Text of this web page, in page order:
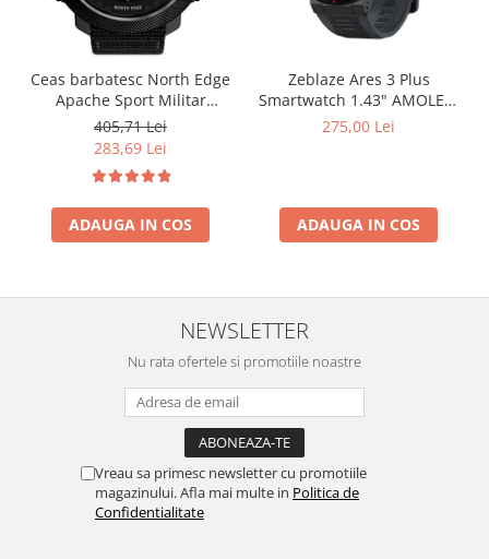
Ceas barbatesc North Edge
Apache Sport Militar
Altimetru Busola
Temperatura Barometru
Alarma Negru
405,71 Lei
283,69 Lei
ADAUGA IN COS
Zeblaze Ares 3 Plus
Smartwatch 1.43" AMOLED,
Voice Call, 3D Health
275,00 Lei
ADAUGA IN COS
NEWSLETTER
Nu rata ofertele si promotiile noastre
Vreau sa primesc newsletter cu promotiile
magazinului. Afla mai multe in Politica de
Confidentialitate